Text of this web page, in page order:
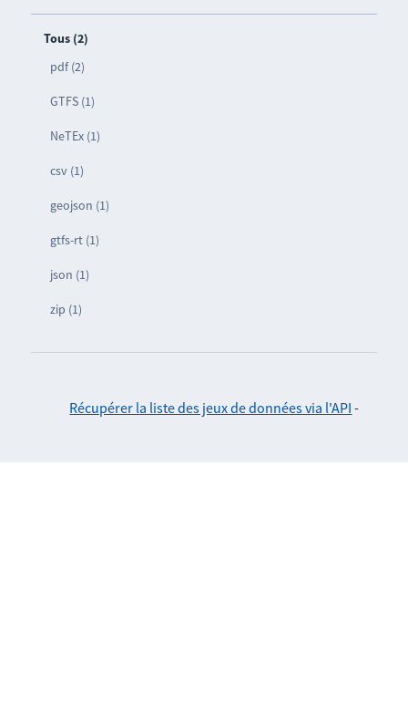
Tous (2)
pdf (2)
GTFS (1)
NeTEx (1)
csv (1)
geojson (1)
gtfs-rt (1)
json (1)
zip (1)
Récupérer la liste des jeux de données via l'API -